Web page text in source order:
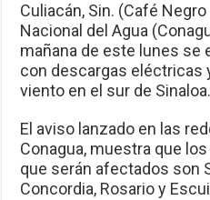
Culiacán, Sin. (Café
Nacional del Agua
mañana de este lunes se
con descargas eléctricas
viento en el sur de Sinaloa.
El aviso lanzado en las
Conagua, muestra que
que serán afectados son
Concordia, Rosario y